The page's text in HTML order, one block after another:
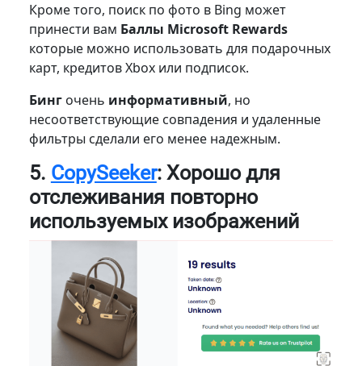
Кроме того, поиск по фото в Bing может
принести вам Баллы Microsoft Rewards
которые можно использовать для подарочных
карт, кредитов Xbox или подписок.
Бинг очень информативный, но
несоответствующие совпадения и удаленные
фильтры сделали его менее надежным.
5. CopySeeker: Хорошо для
отслеживания повторно
используемых изображений